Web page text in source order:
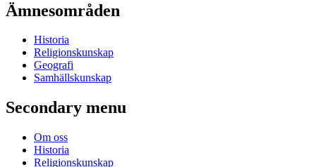
Ämnesområden
Historia
Religionskunskap
Geografi
Samhällskunskap
Secondary menu
Om oss
Historia
Religionskunskap